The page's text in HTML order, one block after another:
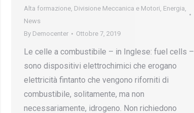
Alta formazione, Divisione Meccanica e Motori, Energia,
News
By Democenter Ottobre 7, 2019
Le celle a combustibile – in Inglese: fuel cells –
sono dispositivi elettrochimici che erogano
elettricità fintanto che vengono riforniti di
combustibile, solitamente, ma non
necessariamente, idrogeno. Non richiedono